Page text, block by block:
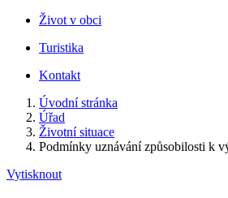
Život v obci
Turistika
Kontakt
Úvodní stránka
Úřad
Životní situace
Podmínky uznávání způsobilosti k
Vytisknout